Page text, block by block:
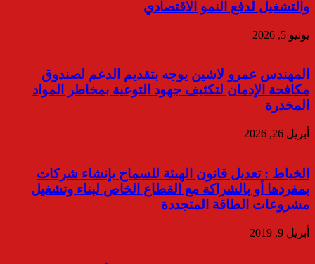
والتشغيل لدفع النمو الاقتصادي
يونيو 5, 2026
المهندس عمرو لاشين يوجه بتقديم الدعم لصندوق
مكافحة الإدمان لتكثيف جهود التوعية بمخاطر المواد
المخدرة
أبريل 26, 2026
الخياط : تعديل قانون الهيئة للسماح بإنشاء شركات
بمفردها أو بالشراكة مع القطاع الخاص لبناء وتشغيل
مشروعات الطاقة المتجددة
أبريل 9, 2019